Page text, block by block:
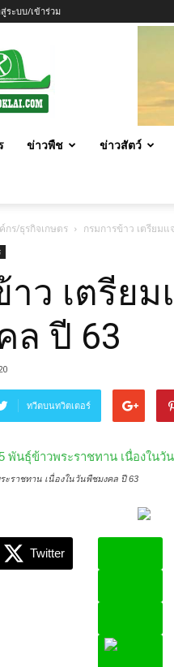
สู่ระบบ/เข้าร่วม
ข่าวพืช ข่าวสัตว์
กร/ธุรกิจเกษตร กรมการข้าว เตรียม
ว เตรีย
ล ปี 63
ทวีตบนทวิตเตอร์
ะราชทาน เนื่องในวันพืชมงคล ปี 63
Twitter